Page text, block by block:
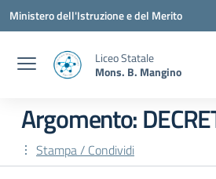
Vai ai contenuti
Vai al menu di navigazione
Vai al footer
Ministero dell'Istruzione e del Merito
Liceo Statale
Mons. B. Mangino
Argomento:
Stampa / Condividi